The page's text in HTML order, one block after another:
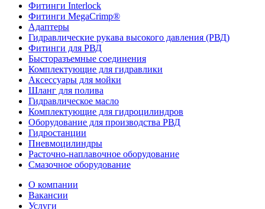
Фитинги Interlock
Фитинги MegaCrimp®
Адаптеры
Гидравлические рукава высокого давления (РВД)
Фитинги для РВД
Бысторазъемные соединения
Комплектующие для гидравлики
Аксессуары для мойки
Шланг для полива
Гидравлическое масло
Комплектующие для гидроцилиндров
Оборудование для производства РВД
Гидростанции
Пневмоцилиндры
Расточно-наплавочное оборудование
Смазочное оборудование
О компании
Вакансии
Услуги